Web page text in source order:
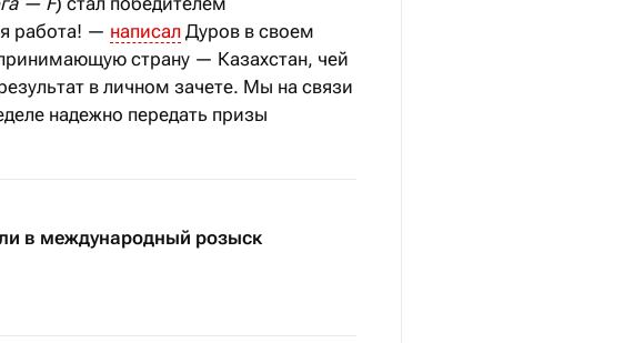
работа! — написал Дуров в своем
страну — Казахстан, чей
в личном зачете. Мы на связи
надежно передать призы
в международный розыск